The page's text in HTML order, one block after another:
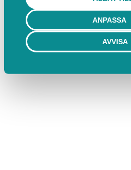
ANPASSA
AVVISA